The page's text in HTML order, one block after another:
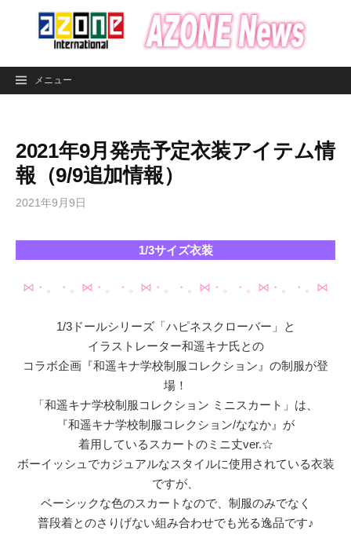
ン
メニュー
2021年9月発売予定衣装アイテム情
報（9/9追加情報）
2021年9月9日
1/3サイズ衣装
⋈・。・。⋈・。・。⋈・。・。⋈・。・。⋈・。・。⋈
1/3ドールシリーズ「ハピネスクローバー」と
イラストレーター和遥キナ氏との
コラボ企画『和遥キナ学校制服コレクション』の制服が登
場！
「和遥キナ学校制服コレクション ミニスカート」は、
『和遥キナ学校制服コレクション/ななか』が
着用しているスカートのミニ丈ver.☆
ボーイッシュでカジュアルなスタイルに使用されている衣装
ですが、
ベーシックな色のスカートなので、制服のみでなく
普段着とのさりげない組み合わせでも光る逸品です♪